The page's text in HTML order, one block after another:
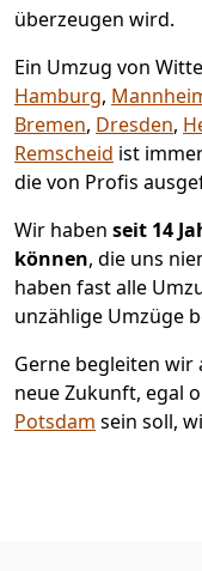
überzeugen wird.
Ein Umzug von
Hamburg,
Bremen, Dresden,
Remscheid ist
die von Profis
Wir haben seit 14
können, die uns
haben fast alle
unzählige Umzüge
Gerne begleiten wir
neue Zukunft, egal
Potsdam sein soll,